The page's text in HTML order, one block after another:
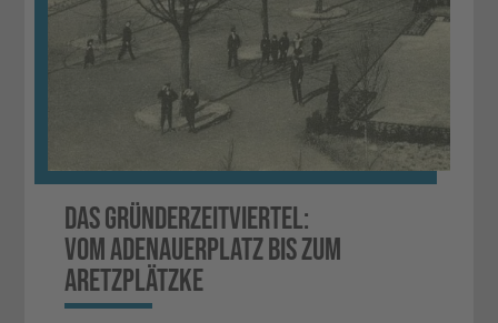
Das Gründerzeitviertel:
Vom Adenauerplatz bis zum
Aretzplätzke